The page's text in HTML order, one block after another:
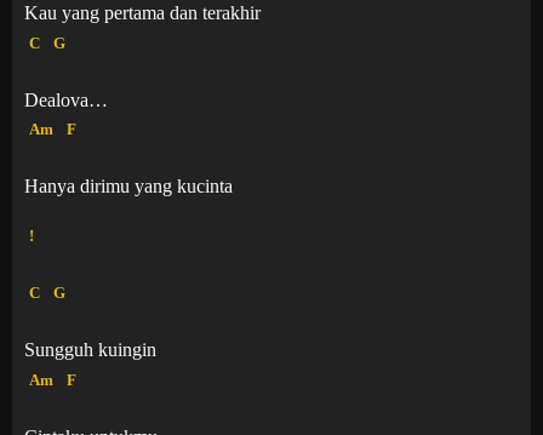
Kau yang pertama dan terakhir
C G
Dealova…
Am F
Hanya dirimu yang kucinta
!
C G
Sungguh kuingin
Am F